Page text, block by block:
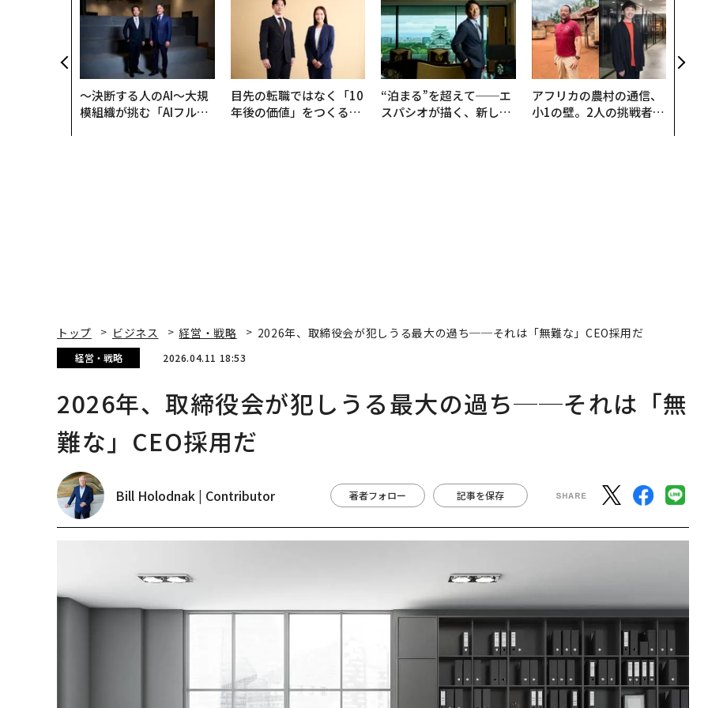
〜決断する人のAI〜大規
模組織が挑む「AIフル実
目先の転職ではなく「10
年後の価値」をつくる─
“泊まる”を超えて──エ
スパシオが描く、新しい
アフリカの農村の通信、
小1の壁。2人の挑戦者が
トップ ビジネス 経営・戦略 2026年、取締役会が犯しうる最大の過ち──それは「無難な」CEO採用だ
経営・戦略 2026.04.11 18:53
2026年、取締役会が犯しうる最大の過ち──それは「無
難な」CEO採用だ
Bill Holodnak | Contributor 著者フォロー 記事を保存